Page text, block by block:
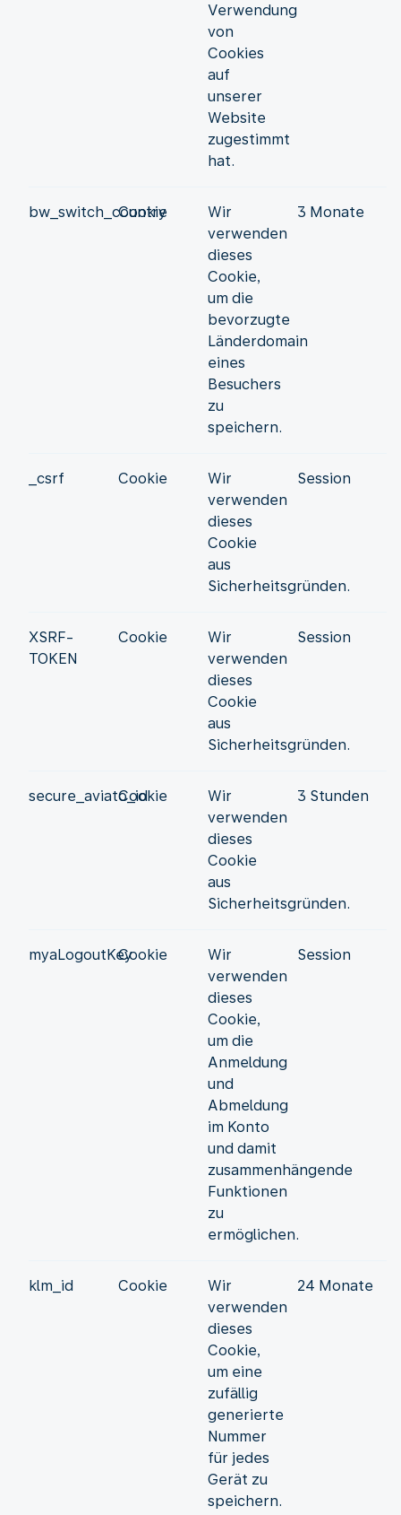
Verwendung
von
Cookies
auf
unserer
Website
zugestimmt
hat.
bw_switch_country
Cookie
Wir
verwenden
dieses
Cookie,
um die
bevorzugte
Länderdomain
eines
Besuchers
zu
speichern.
3 Monate
_csrf Cookie
Wir
verwenden
dieses
Cookie
aus
Sicherheitsgründen.
Session
XSRF-
TOKEN
Cookie
Wir
verwenden
dieses
Cookie
aus
Sicherheitsgründen.
Session
secure_aviato_id
Cookie
Wir
verwenden
dieses
Cookie
aus
Sicherheitsgründen.
3 Stunden
myaLogoutKeyCookie
Wir
verwenden
dieses
Cookie,
um die
Anmeldung
und
Abmeldung
im Konto
und damit
zusammenhängende
Funktionen
zu
ermöglichen.
Session
klm_id Cookie
Wir
verwenden
dieses
Cookie,
um eine
zufällig
generierte
Nummer
für jedes
Gerät zu
speichern.
24 Monate